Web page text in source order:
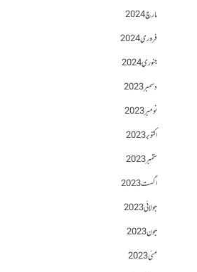
مارچ 2024
فروری 2024
جنوری 2024
دسمبر 2023
نومبر 2023
اکتوبر 2023
ستمبر 2023
اگست 2023
جولائی 2023
جون 2023
مئی 2023